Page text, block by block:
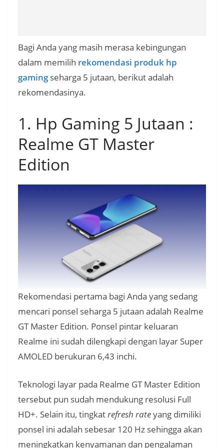
Bagi Anda yang masih merasa kebingungan
dalam memilih rekomendasi produk hp
gamingseharga 5 jutaan, berikut adalah
rekomendasinya.
1. Hp Gaming 5 Jutaan :
Realme GT Master
Edition
Rekomendasi pertama bagi Anda yang sedang
mencari ponsel seharga 5 jutaan adalah Realme
GT Master Edition. Ponsel pintar keluaran
Realme ini sudah dilengkapi dengan layar Super
AMOLED berukuran 6,43 inchi.
Teknologi layar pada Realme GT Master Edition
tersebut pun sudah mendukung resolusi Full
HD+. Selain itu, tingkatrefresh rateyang dimiliki
ponsel ini adalah sebesar 120 Hz sehingga akan
meningkatkan kenyamanan dan pengalaman